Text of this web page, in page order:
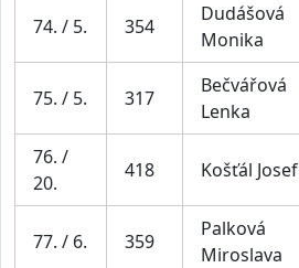
74. / 5. 354
Dudášová
Monika
75. / 5. 317
Bečvářová
Lenka
76. /
20.
418 Košťál Josef
77. / 6. 359
Palková
Miroslava